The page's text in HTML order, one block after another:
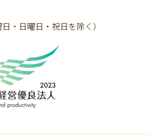
・日曜日・祝日を除く）